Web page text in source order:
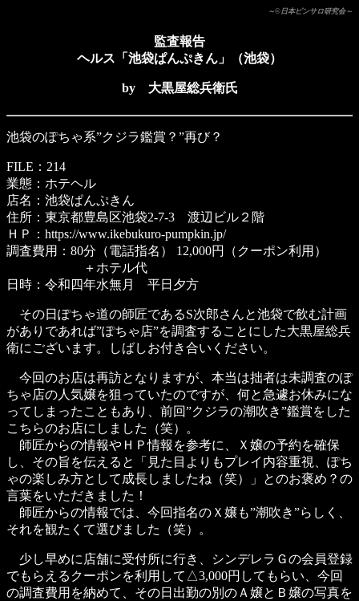
～©日本ピンサロ研究会～
監査報告
ヘルス「池袋ぱんぷきん」（池袋）
by 大黒屋総兵衛氏
池袋のぽちゃ系”クジラ鑑賞？”再び？
FILE：214
業態：ホテヘル
店名：池袋ぱんぷきん
住所：東京都豊島区池袋2-7-3 渡辺ビル２階
ＨＰ：https://www.ikebukuro-pumpkin.jp/
調査費用：80分（電話指名） 12,000円（クーポン利用）
＋ホテル代
日時：令和四年水無月 平日夕方
その日ぽちゃ道の師匠であるS次郎さんと池袋で飲む計画
がありであれば”ぽちゃ店”を調査することにした大黒屋総兵
衛にございます。しばしお付き合いください。
今回のお店は再訪となりますが、本当は拙者は未調査のぽ
ちゃ店の人気嬢を狙っていたのですが、何と急遽お休みにな
ってしまったこともあり、前回”クジラの潮吹き”鑑賞をした
こちらのお店にしました（笑）。
師匠からの情報やＨＰ情報を参考に、Ｘ嬢の予約を確保
し、その旨を伝えると「見た目よりもプレイ内容重視、ぽち
ゃの楽しみ方として成長しましたね（笑）」とのお褒め？の
言葉をいただきました！
師匠からの情報では、今回指名のＸ嬢も”潮吹き”らしく、
それを観たくて選びました（笑）。
少し早めに店舗に受付所に行き、シンデレラＧの会員登録
でもらえるクーポンを利用して△3,000円してもらい、今回
の調査費用を納めて、その日出勤の別のＡ嬢とＢ嬢の写真を